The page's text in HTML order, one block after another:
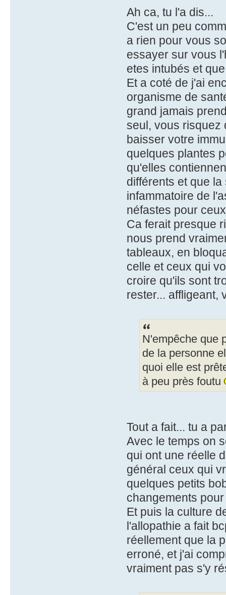
Ah ca, tu l'a dis...
C'est un peu
a rien pour vous
essayer sur vous
etes intubés et
Et a coté de j'ai
organisme de
grand jamais
seul, vous risquez
baisser votre
quelques plantes
qu'elles
différents et que
infammatoire de
néfastes pour
Ca ferait presque
nous prend
tableaux, en
celle et ceux qui
croire qu'ils sont
rester... affligeant,
N'empêche que
de la personne
quoi elle est
à peu près foutu
Tout a fait... tu a
Avec le temps on
qui ont une réelle
général ceux qui
quelques petits
changements
Et puis la culture
l'allopathie a fait
réellement que la
erroné, et j'ai
vraiment pas s'y